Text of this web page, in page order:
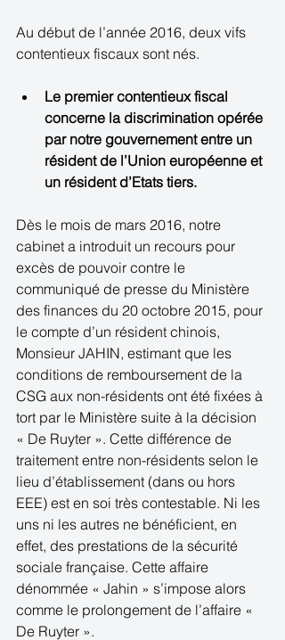
Au début de l’année 2016, deux vifs
contentieux fiscaux sont nés.
Le premier contentieux fiscal
concerne la discrimination opérée
par notre gouvernement entre un
résident de l’Union européenne et
un résident d’Etats tiers.
Dès le mois de mars 2016, notre
cabinet a introduit un recours pour
excès de pouvoir contre le
communiqué de presse du Ministère
des finances du 20 octobre 2015, pour
le compte d’un résident chinois,
Monsieur JAHIN, estimant que les
conditions de remboursement de la
CSG aux non-résidents ont été fixées à
tort par le Ministère suite à la décision
« De Ruyter ». Cette différence de
traitement entre non-résidents selon le
lieu d’établissement (dans ou hors
EEE) est en soi très contestable. Ni les
uns ni les autres ne bénéficient, en
effet, des prestations de la sécurité
sociale française. Cette affaire
dénommée « Jahin » s’impose alors
comme le prolongement de l’affaire «
De Ruyter ».